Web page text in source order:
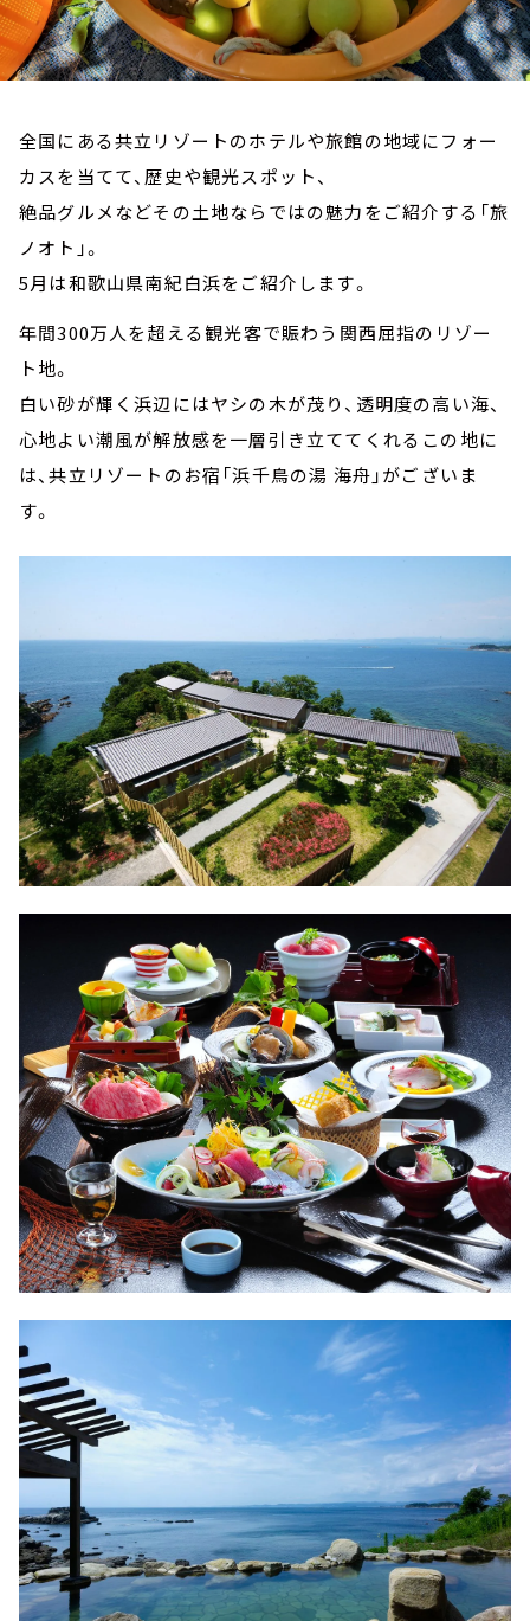
全国にある共立リゾートのホテルや旅館の地域にフォー
カスを当てて、歴史や観光スポット、
絶品グルメなどその土地ならではの魅力をご紹介する「旅
ノオト」。
5月は和歌山県南紀白浜をご紹介します。
年間300万人を超える観光客で賑わう関西屈指のリゾー
ト地。
白い砂が輝く浜辺にはヤシの木が茂り、透明度の高い海、
心地よい潮風が解放感を一層引き立ててくれるこの地に
は、共立リゾートのお宿「浜千鳥の湯 海舟」がございま
す。